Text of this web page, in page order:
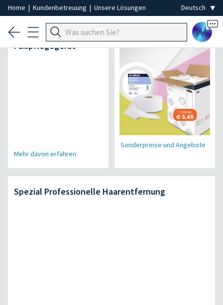
Home | Kundenbetreuung | Unsere Lösungen
Ai
Air Power Pro
Fußpflegegerät
Mehr davon erfahren
Sonderpreise und Angebote
Spezial Professionelle Haarentfernung